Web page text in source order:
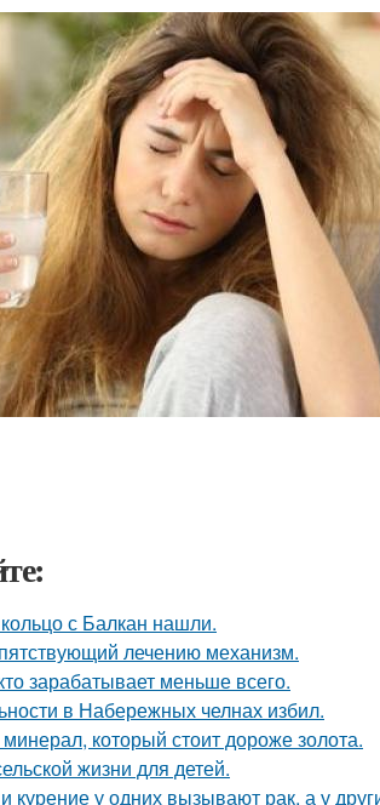
с Балкан нашли.
лечению механизм.
зарабатывает меньше всего.
в Набережных челнах избил.
который стоит дороже золота.
жизни для детей.
у одних вызывают рак, а у